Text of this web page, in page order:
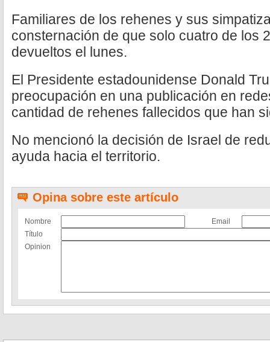
Familiares de los rehenes y sus
consternación de que solo cuatro de los
devueltos el lunes.
El Presidente estadounidense Donald
preocupación en una publicación en
cantidad de rehenes fallecidos que han
No mencionó la decisión de Israel de
ayuda hacia el territorio.
Opina sobre este artículo
Nombre
Email
Título
Opinion